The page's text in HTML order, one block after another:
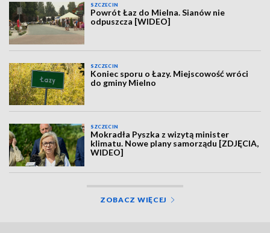
SZCZECIN
Powrót Łaz do Mielna. Sianów nie
odpuszcza [WIDEO]
SZCZECIN
Koniec sporu o Łazy. Miejscowość wróci
do gminy Mielno
SZCZECIN
Mokradła Pyszka z wizytą minister
klimatu. Nowe plany samorządu [ZDJĘCIA,
WIDEO]
ZOBACZ WIĘCEJ